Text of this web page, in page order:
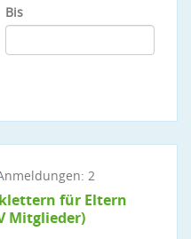
Bis
2
für Eltern
Mitglieder)